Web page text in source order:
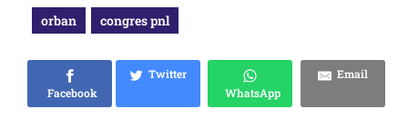
orban congres pnl
Facebook
Twitter
WhatsApp
Email